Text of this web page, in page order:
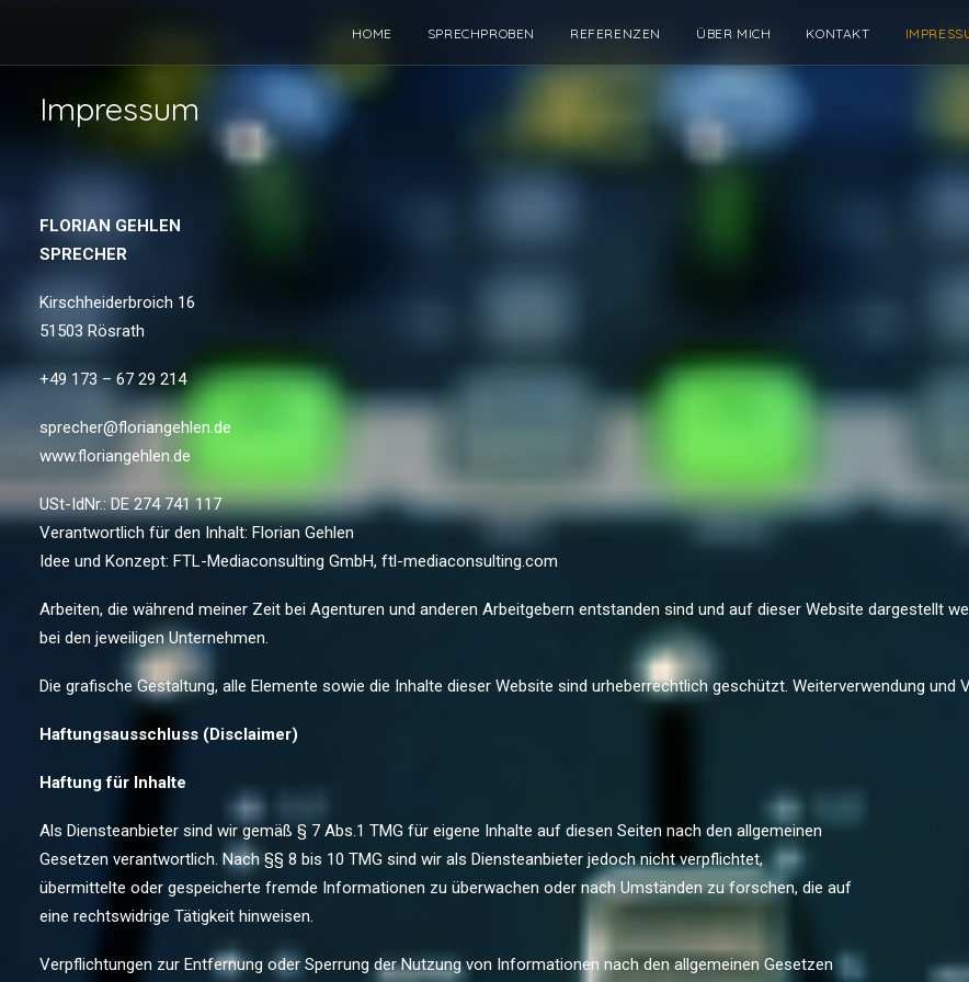
HOME SPRECHPROBEN REFERENZEN ÜBER MICH KONTAKT
Impressum
FLORIAN GEHLEN
SPRECHER
Kirschheiderbroich 16
51503 Rösrath
+49 173 – 67 29 214
sprecher@floriangehlen.de
www.floriangehlen.de
USt-IdNr.: DE 274 741 117
Verantwortlich für den Inhalt: Florian Gehlen
Idee und Konzept: FTL-Mediaconsulting GmbH, ftl-mediaconsulting.com
Arbeiten, die während meiner Zeit bei Agenturen und anderen Arbeitgebern entstanden sind und auf dieser Website dargestellt
bei den jeweiligen Unternehmen.
Die grafische Gestaltung, alle Elemente sowie die Inhalte dieser Website sind urheberrechtlich geschützt. Weiterverwendung
Haftungsausschluss (Disclaimer)
Haftung für Inhalte
Als Diensteanbieter sind wir gemäß § 7 Abs.1 TMG für eigene Inhalte auf diesen Seiten nach den allgemeinen
Gesetzen verantwortlich. Nach §§ 8 bis 10 TMG sind wir als Diensteanbieter jedoch nicht verpflichtet,
übermittelte oder gespeicherte fremde Informationen zu überwachen oder nach Umständen zu forschen, die auf
eine rechtswidrige Tätigkeit hinweisen.
Verpflichtungen zur Entfernung oder Sperrung der Nutzung von Informationen nach den allgemeinen Gesetzen